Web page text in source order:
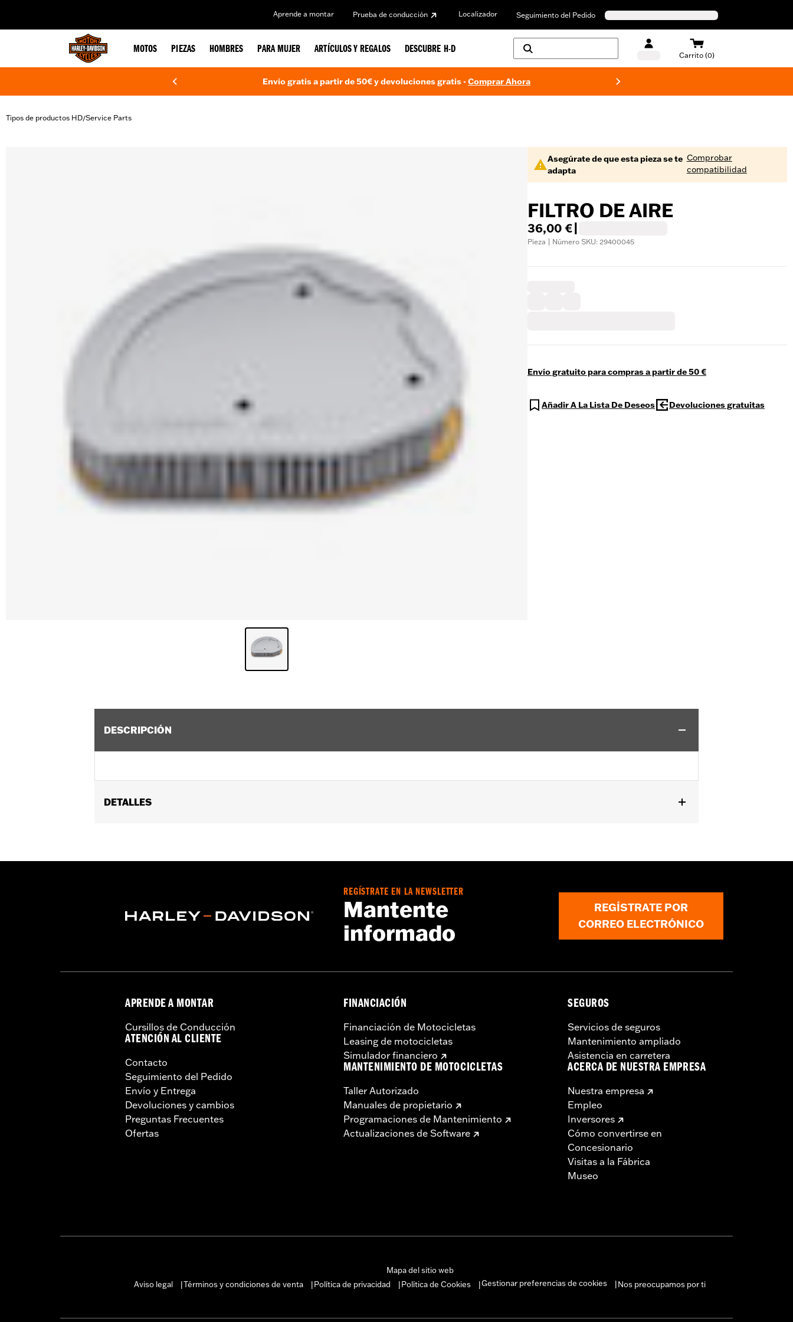
Aprende a montar Prueba de conducción Localizador Seguimiento del Pedido
MOTOS PIEZAS HOMBRES PARA MUJER ARTÍCULOS Y REGALOS DESCUBRE H-D
Carrito (0)
Envío gratis a partir de 50€ y devoluciones gratis -Comprar Ahora
Tipos de productos HD/Service Parts
Asegúrate de que esta pieza se te
adapta
Comprobar
compatibilidad
FILTRO DE AIRE
36,00 €
Pieza | Número SKU: 29400045
Envío gratuito para compras a partir de 50 €
Añadir A La Lista De Deseos Devoluciones gratuitas
DESCRIPCIÓN
DETALLES
REGÍSTRATE EN LA NEWSLETTER
Mantente
informado
REGÍSTRATE POR
CORREO ELECTRÓNICO
APRENDE A MONTAR
Cursillos de Conducción
ATENCIÓN AL CLIENTE
Contacto
Seguimiento del Pedido
Envío y Entrega
Devoluciones y cambios
Preguntas Frecuentes
Ofertas
FINANCIACIÓN
Financiación de Motocicletas
Leasing de motocicletas
Simulador financiero
MANTENIMIENTO DE MOTOCICLETAS
Taller Autorizado
Manuales de propietario
Programaciones de Mantenimiento
Actualizaciones de Software
SEGUROS
Servicios de seguros
Mantenimiento ampliado
Asistencia en carretera
ACERCA DE NUESTRA EMPRESA
Nuestra empresa
Empleo
Inversores
Cómo convertirse en
Concesionario
Visitas a la Fábrica
Museo
Mapa del sitio web
Aviso legal
Términos y condiciones de venta Política de privacidad Política de Cookies Gestionar preferencias de cookies Nos preocupamos por ti